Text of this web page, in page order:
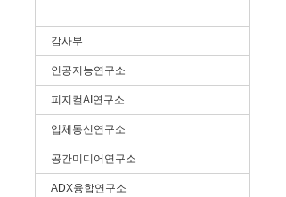
감사부
인공지능연구소
피지컬AI연구소
입체통신연구소
공간미디어연구소
ADX융합연구소